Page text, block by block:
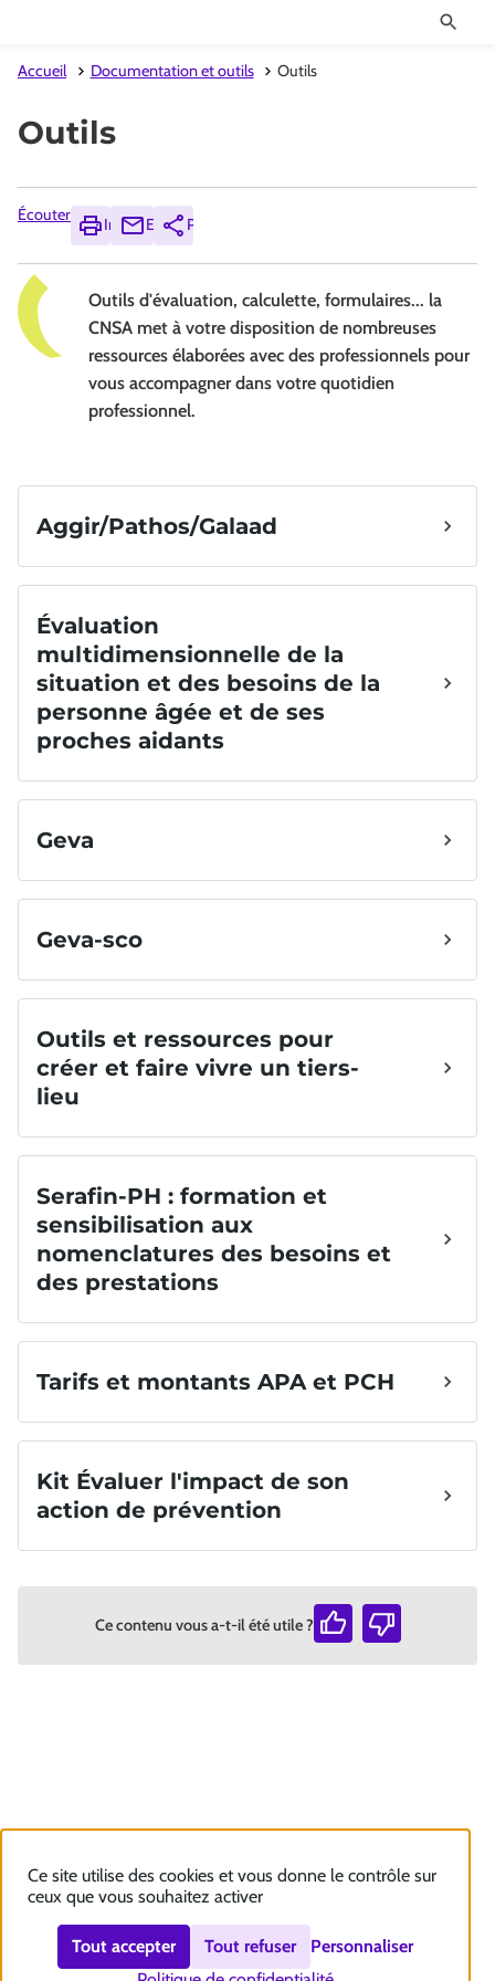
Accueil Documentation et outils Outils
Outils
Écouter
ImprimerEnvoyerPartager
Outils d'évaluation, calculette, formulaires... la
CNSA met à votre disposition de nombreuses
ressources élaborées avec des professionnels pour
vous accompagner dans votre quotidien
professionnel.
Ce contenu vous a-t-il été utile ?
Ce site utilise des cookies et vous donne le contrôle sur
ceux que vous souhaitez activer
Tout accepter Tout refuser
Personnaliser